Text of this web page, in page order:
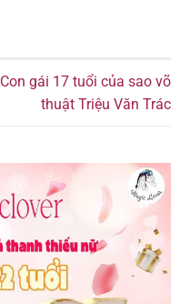
Con gái 17 tuổi của sao võ
thuật Triệu Văn Trác